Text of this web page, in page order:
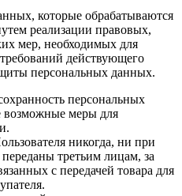
которые обрабатываются
реализации правовых,
мер, необходимых для
действующего
персональных данных.
персональных
возможные меры для
никогда, ни при
третьим лицам, за
с передачей товара для